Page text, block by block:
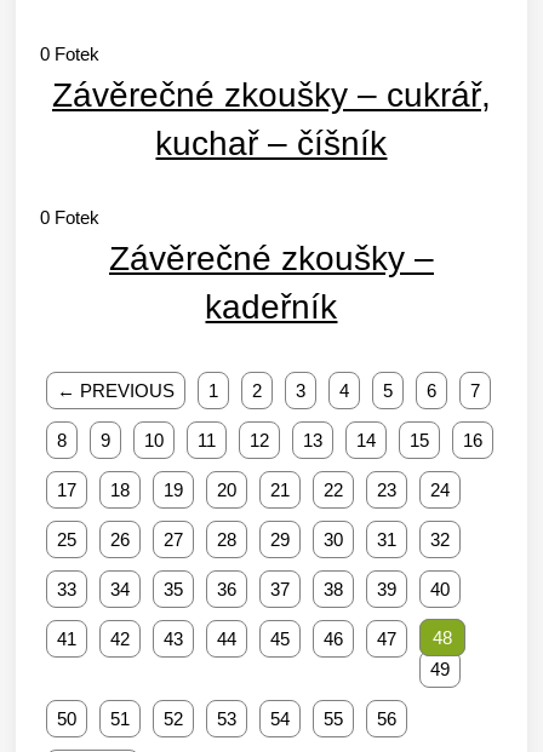
0 Fotek
Závěrečné zkoušky – cukrář,
kuchař – číšník
0 Fotek
Závěrečné zkoušky –
kadeřník
← PREVIOUS 1 2 3 4 5 6 7
8 9 10 11 12 13 14 15 16
17 18 19 20 21 22 23 24
25 26 27 28 29 30 31 32
33 34 35 36 37 38 39 40
41 42 43 44 45 46 47
48
49
50 51 52 53 54 55 56